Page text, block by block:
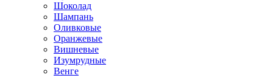
Шоколад
Шампань
Оливковые
Оранжевые
Вишневые
Изумрудные
Венге